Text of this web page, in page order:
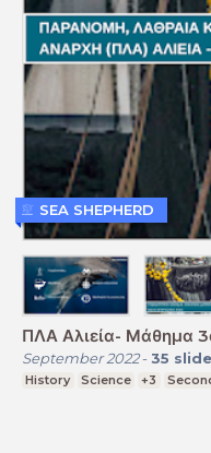
ΠΛΑ Αλιεία- Μάθημα
September 2022- 35
History Science +3
SEA SHEPHERD